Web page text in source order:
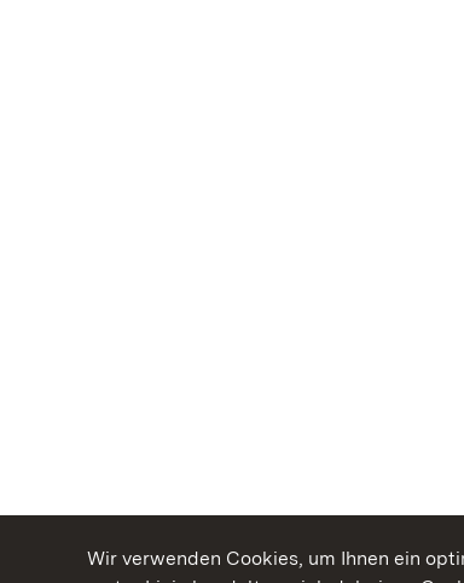
Wir verwenden Cookies, um Ihnen ein